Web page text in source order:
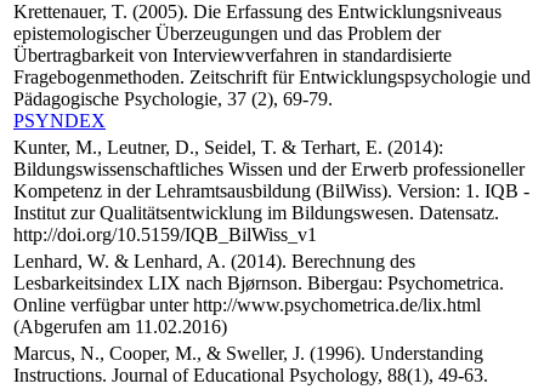
Krettenauer, T. (2005). Die Erfassung des Entwicklungsniveaus
epistemologischer Überzeugungen und das Problem der
Übertragbarkeit von Interviewverfahren in standardisierte
Fragebogenmethoden. Zeitschrift für Entwicklungspsychologie und
Pädagogische Psychologie, 37 (2), 69-79.
PSYNDEX
Kunter, M., Leutner, D., Seidel, T. & Terhart, E. (2014):
Bildungswissenschaftliches Wissen und der Erwerb professioneller
Kompetenz in der Lehramtsausbildung (BilWiss). Version: 1. IQB -
Institut zur Qualitätsentwicklung im Bildungswesen. Datensatz.
http://doi.org/10.5159/IQB_BilWiss_v1
Lenhard, W. & Lenhard, A. (2014). Berechnung des
Lesbarkeitsindex LIX nach Bjørnson. Bibergau: Psychometrica.
Online verfügbar unter http://www.psychometrica.de/lix.html
(Abgerufen am 11.02.2016)
Marcus, N., Cooper, M., & Sweller, J. (1996). Understanding
Instructions. Journal of Educational Psychology, 88(1), 49-63.